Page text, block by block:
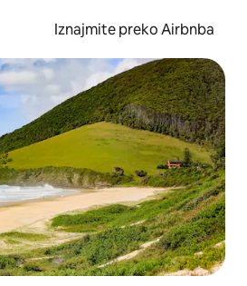
Iznajmite preko Airbnba